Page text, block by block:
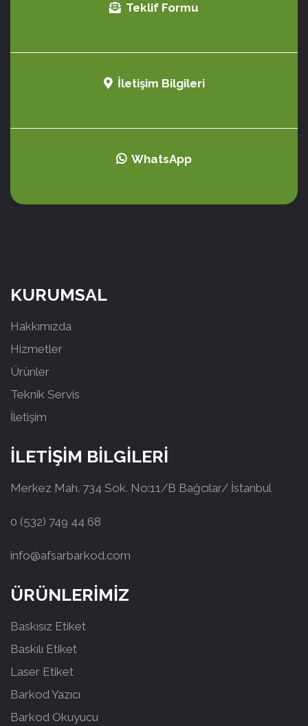
Teklif Formu
İletişim Bilgileri
WhatsApp
KURUMSAL
Hakkımızda
Hizmetler
Ürünler
Teknik Servis
İletişim
İLETİŞİM BİLGİLERİ
Merkez Mah. 734 Sok. No:11/B Bağcılar/ İstanbul
0 (532) 749 44 68
info@afsarbarkod.com
ÜRÜNLERİMİZ
Baskısız Etiket
Baskılı Etiket
Laser Etiket
Barkod Yazıcı
Barkod Okuyucu